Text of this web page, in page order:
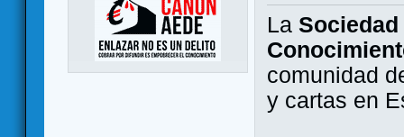
La
comunidad
y cartas en